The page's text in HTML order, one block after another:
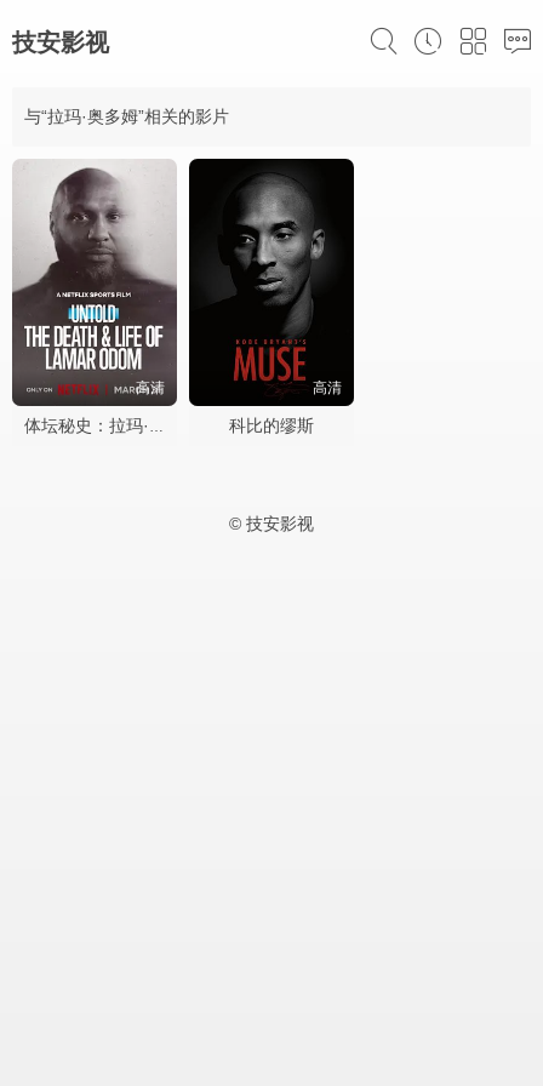
技安影视
与“拉玛·奥多姆”相关的影片
高清
体坛秘史：拉玛·奥多姆的生死边缘
高清
科比的缪斯
© 技安影视